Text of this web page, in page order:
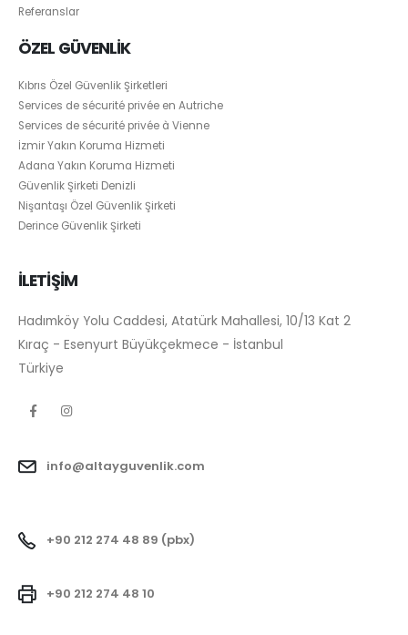
Referanslar
ÖZEL GÜVENLİK
Kıbrıs Özel Güvenlik Şirketleri
Services de sécurité privée en Autriche
Services de sécurité privée à Vienne
İzmir Yakın Koruma Hizmeti
Adana Yakın Koruma Hizmeti
Güvenlik Şirketi Denizli
Nişantaşı Özel Güvenlik Şirketi
Derince Güvenlik Şirketi
İLETİŞİM
Hadımköy Yolu Caddesi, Atatürk Mahallesi, 10/13 Kat 2
Kıraç - Esenyurt Büyükçekmece - İstanbul
Türkiye
info@altayguvenlik.com
+90 212 274 48 89 (pbx)
+90 212 274 48 10